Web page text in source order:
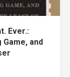
Ever.:
Game, and